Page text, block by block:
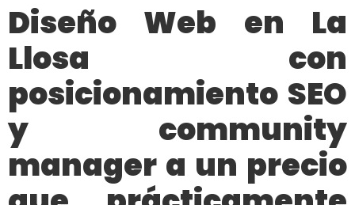
Diseño Web en La
Llosa con
posicionamiento SEO
y community
manager a un precio